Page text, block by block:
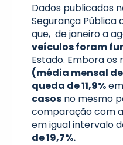
Dados publicados
Segurança Pública
que, de janeiro a
veículos foram
Estado. Embora
(média mensal
queda de 11,9%
casos no mesmo
comparação com
em igual intervalo
de 19,7%.